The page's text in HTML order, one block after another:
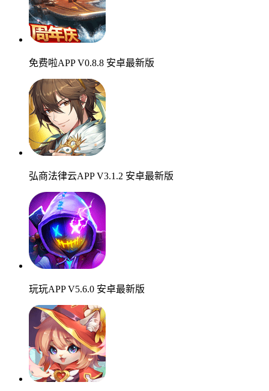
免费啦APP V0.8.8 安卓最新版
弘商法律云APP V3.1.2 安卓最新版
玩玩APP V5.6.0 安卓最新版